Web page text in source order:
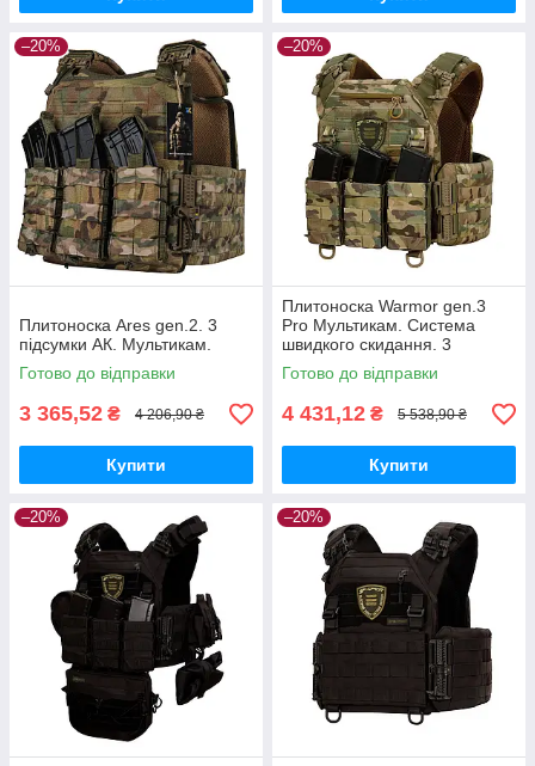
–20%
Плитоноска Ares gen.2. 3
підсумки АК. Мультикам.
Готово до відправки
3 365,52 ₴ 4 206,90 ₴
Купити
–20%
Плитоноска Warmor gen.3
Pro Мультикам. Система
швидкого скидання. 3
підсумки.
Готово до відправки
4 431,12 ₴ 5 538,90 ₴
Купити
–20% –20%